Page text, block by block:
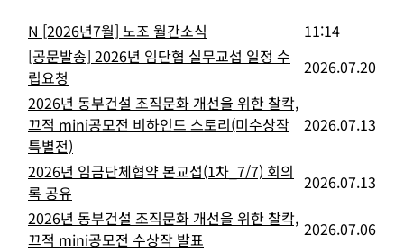
N [2026년7월] 노조 월간소식
11:14
[공문발송] 2026년 임단협 실무교섭 일정 수
립요청
2026.07.20
2026년 동부건설 조직문화 개선을 위한 찰칵,
끄적 mini공모전 비하인드 스토리(미수상작
특별전)
2026.07.13
2026년 임금단체협약 본교섭(1차_7/7) 회의
록 공유
2026.07.13
2026년 동부건설 조직문화 개선을 위한 찰칵,
끄적 mini공모전 수상작 발표
2026.07.06